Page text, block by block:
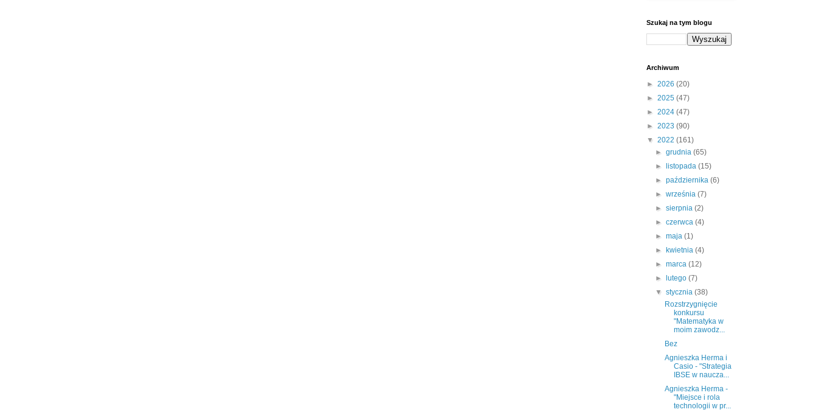
Szukaj na tym blogu
Archiwum
► 2026 (20)
► 2025 (47)
► 2024 (47)
► 2023 (90)
▼ 2022 (161)
►grudnia(65)
►
listopada(15)
►października(6)
►września(7)
►sierpnia(2)
►czerwca(4)
►maja(1)
►
kwietnia(4)
►marca(12)
►
lutego(7)
▼stycznia(38)
Rozstrzygnięcie
konkursu
"Matematyka w
moim zawodz...
Bez
Agnieszka Herma i
Casio - "Strategia
IBSE w naucza...
Agnieszka Herma -
"Miejsce i rola
technologii w pr...